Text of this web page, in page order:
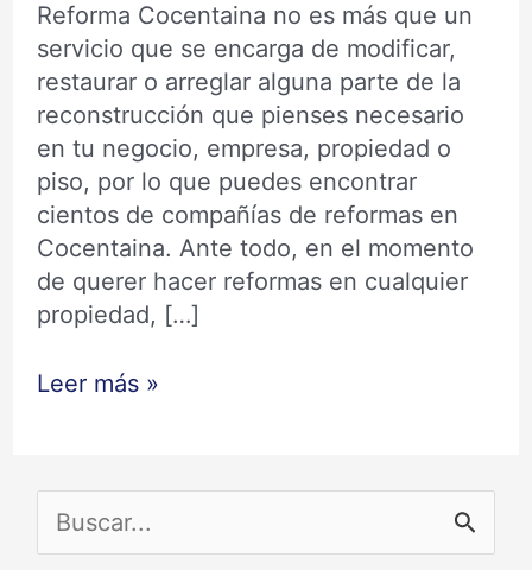
Reforma Cocentaina no es más que un
servicio que se encarga de modificar,
restaurar o arreglar alguna parte de la
reconstrucción que pienses necesario
en tu negocio, empresa, propiedad o
piso, por lo que puedes encontrar
cientos de compañías de reformas en
Cocentaina. Ante todo, en el momento
de querer hacer reformas en cualquier
propiedad, […]
Leer más »